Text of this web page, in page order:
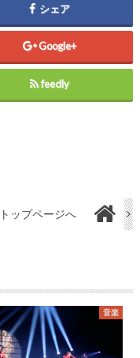
シェア
Google+
feedly
トップページへ
音楽